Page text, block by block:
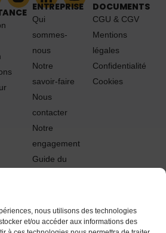
nous utilisons des technologies
et/ou accéder aux informations des
ENTREPRISE
Qui
sommes-
nous
Notre
savoir-faire
Nous
contacter
Notre
engagement
Guide du
DOCUMENTS
CGU & CGV
Mentions
légales
Confidentialité
Cookies
Tous droits réservés. Textiles
à Orléans